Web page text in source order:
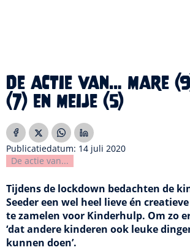
De actie van… Mare
(7) en Meije (5)
Publicatiedatum: 14 juli 2020
De actie van...
Tijdens de lockdown bedachten de
Seeder een wel heel lieve én
te zamelen voor Kinderhulp. Om zo
‘dat andere kinderen ook leuke
kunnen doen’.